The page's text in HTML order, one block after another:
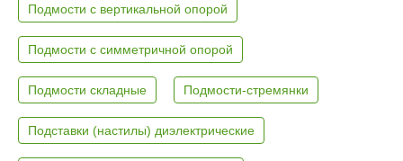
Подмости с вертикальной опорой
Подмости с симметричной опорой
Подмости складные Подмости-стремянки
Подставки (настилы) диэлектрические